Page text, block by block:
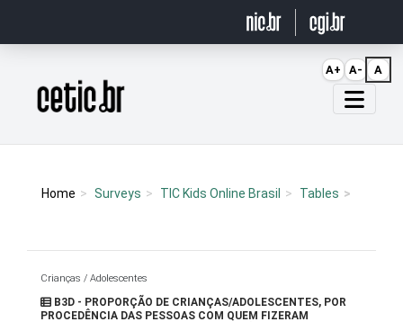
Página inicial
Home Surveys TIC Kids Online Brasil Tables
Crianças / Adolescentes
B3D - PROPORÇÃO DE CRIANÇAS/ADOLESCENTES, POR
PROCEDÊNCIA DAS PESSOAS COM QUEM FIZERAM
A+ A- A